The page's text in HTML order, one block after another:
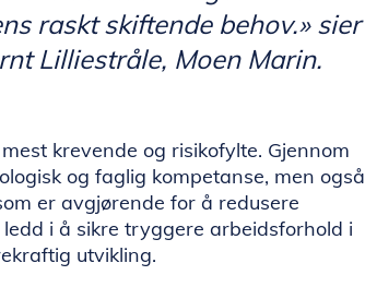
raskt skiftende behov.»sier
Lilliestråle, Moen Marin.
krevende og risikofylte. Gjennom
og faglig kompetanse, men også
er avgjørende for å redusere
i å sikre tryggere arbeidsforhold i
utvikling.